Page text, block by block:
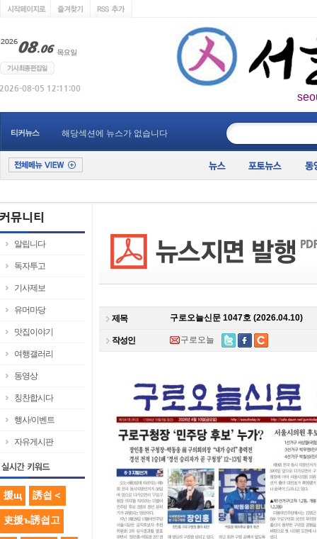
티커뉴스 해당섹션에 뉴스가 없습니다
알립니다
독자투고
기사제보
유머마당
맛집이야기
여행갤러리
동영상
칭찬합시다
행사/이벤트
자유게시판
援щ 誘쇱＜
吏援ъ誘쇱고
제목 구로오늘신문 1047호 (2026.04.10)
작성인 구로오늘